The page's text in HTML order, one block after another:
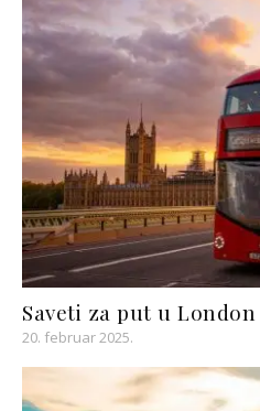
Saveti za put u London
20. februar 2025.